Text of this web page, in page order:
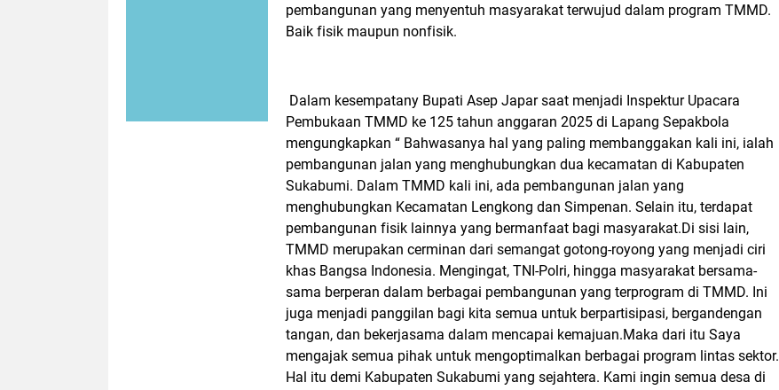
pembangunan yang menyentuh masyarakat terwujud dalam program TMMD.
Baik fisik maupun nonfisik.
Dalam kesempatany Bupati Asep Japar saat menjadi Inspektur Upacara
Pembukaan TMMD ke 125 tahun anggaran 2025 di Lapang Sepakbola
mengungkapkan “ Bahwasanya hal yang paling membanggakan kali ini, ialah
pembangunan jalan yang menghubungkan dua kecamatan di Kabupaten
Sukabumi. Dalam TMMD kali ini, ada pembangunan jalan yang
menghubungkan Kecamatan Lengkong dan Simpenan. Selain itu, terdapat
pembangunan fisik lainnya yang bermanfaat bagi masyarakat.Di sisi lain,
TMMD merupakan cerminan dari semangat gotong-royong yang menjadi ciri
khas Bangsa Indonesia. Mengingat, TNI-Polri, hingga masyarakat bersama-
sama berperan dalam berbagai pembangunan yang terprogram di TMMD. Ini
juga menjadi panggilan bagi kita semua untuk berpartisipasi, bergandengan
tangan, dan bekerjasama dalam mencapai kemajuan.Maka dari itu Saya
mengajak semua pihak untuk mengoptimalkan berbagai program lintas sektor.
Hal itu demi Kabupaten Sukabumi yang sejahtera. Kami ingin semua desa di